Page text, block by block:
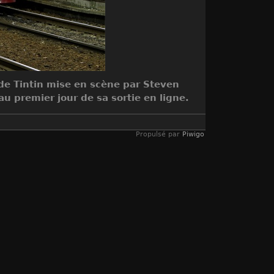
Tintin mise en scène par Steven
premier jour de sa sortie en ligne.
Propulsé par Piwigo